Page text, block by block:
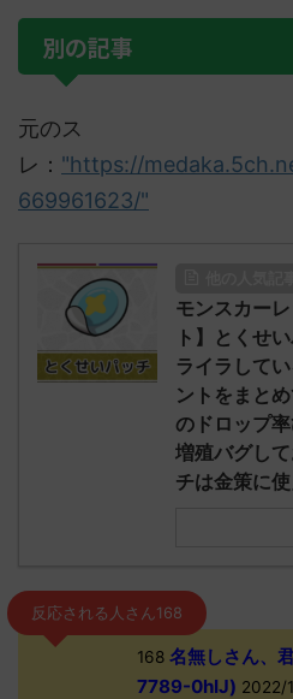
別の記事
元のス
レ： "https://
669961623/"
モンスカー
ト】とくせ
ライラして
ントをまと
のドロップ
増殖バグし
チは金策に
反応される人さん168
168名無しさん、
7789-0hIJ) 2022/